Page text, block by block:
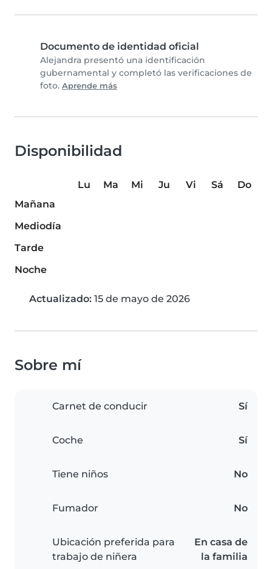
Documento de identidad oficial
Alejandra presentó una identificación
gubernamental y completó las verificaciones de
foto. Aprende más
Disponibilidad
Lu Ma Mi Ju Vi Sá
Do
Mañana
Mediodía
Tarde
Noche
Actualizado: 15 de mayo de 2026
Sobre mí
Carnet de conducir Sí
Coche Sí
Tiene niños No
Fumador No
Ubicación preferida para
trabajo de niñera
En casa de
la familia